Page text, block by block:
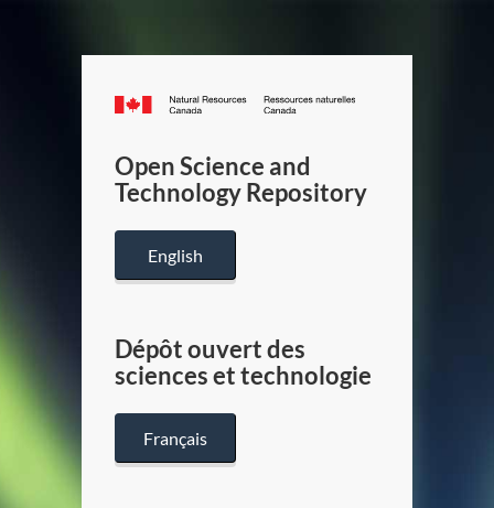
Canada.ca
/
Canada
Open Science and
Technology Repository
English
Dépôt ouvert des
sciences et technologie
Français